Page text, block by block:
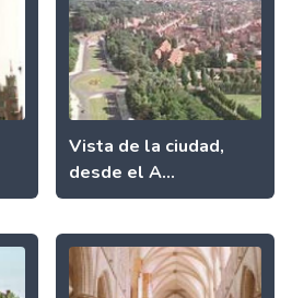
Vista de la ciudad,
desde el A...